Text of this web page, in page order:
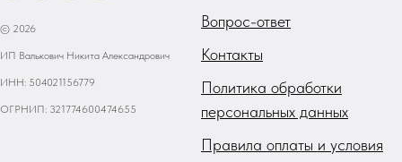
© 2026
ИП Валькович Никита Александрович
ИНН: 504021156779
ОГРНИП: 321774600474655
Вопрос-ответ
Контакты
Политика обработки
персональных данных
Правила оплаты и условия